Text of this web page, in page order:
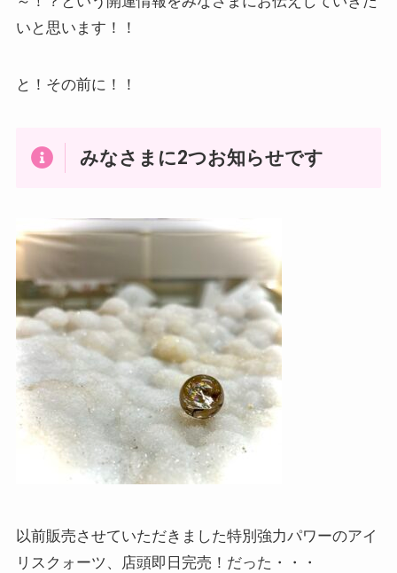
いと思います！！
と！その前に！！
みなさまに2つお知らせです
以前販売させていただきました特別強力パワーのアイ
リスクォーツ、店頭即日完売！だった・・・